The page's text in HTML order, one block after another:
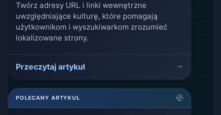
Twórz adresy URL i linki wewnętrzne
uwzględniające kulturę, które pomagają
użytkownikom i wyszukiwarkom zrozumieć
lokalizowane strony.
Przeczytaj artykuł
POLECANY ARTYKUŁ